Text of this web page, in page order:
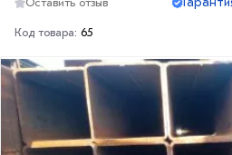
Код товара: 65